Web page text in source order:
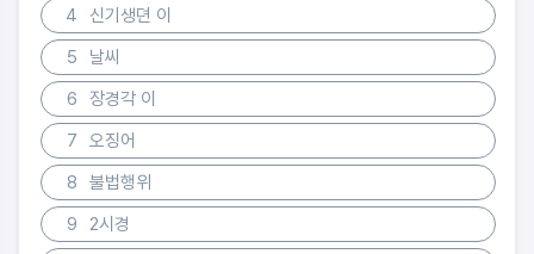
4
신기생뎐 이
5
날씨
6
장경각 이
7
오징어
8
불법행위
9
2시경